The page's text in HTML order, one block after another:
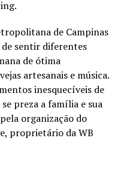
de Campinas
sentir diferentes
de ótima
artesanais e música.
inesquecíveis de
preza a família e sua
organização do
proprietário da WB